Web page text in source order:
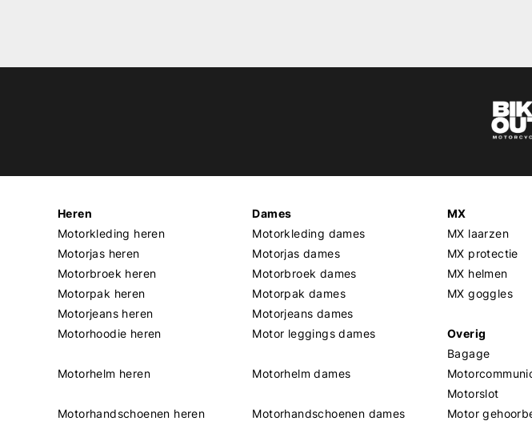
Heren
Motorkleding heren
Motorjas heren
Motorbroek heren
Motorpak heren
Motorjeans heren
Motorhoodie heren
Motorhelm heren
Motorhandschoenen heren
Dames
Motorkleding dames
Motorjas dames
Motorbroek dames
Motorpak dames
Motorjeans dames
Motor leggings dames
Motorhelm dames
Motorhandschoenen dames
MX
MX laarzen
MX protectie
MX helmen
MX goggles
Overig
Bagage
Motorslot
Motor